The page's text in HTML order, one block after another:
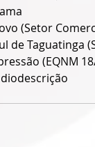
(Setor
de Taguatinga
(EQNM